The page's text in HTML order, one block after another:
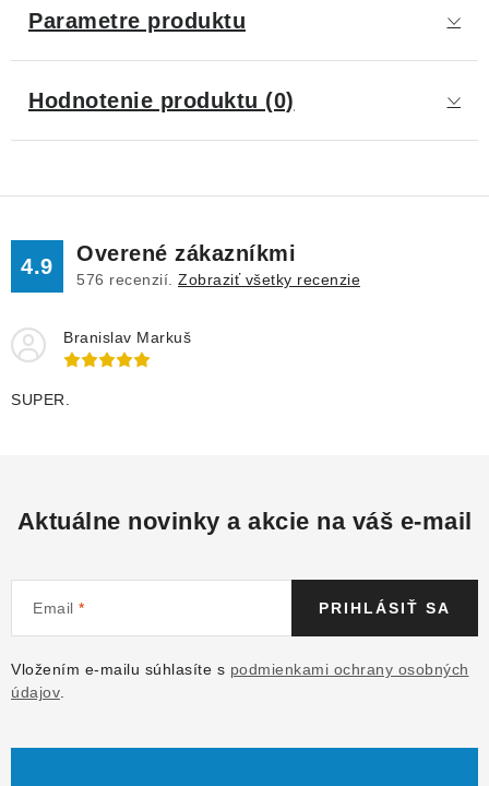
Parametre produktu
Hodnotenie produktu (0)
4.9
Overené zákazníkmi
576 recenzií. Zobraziť všetky recenzie
Branislav Markuš
SUPER.
Aktuálne novinky a akcie na váš e-mail
Email
Vložením e-mailu súhlasíte s podmienkami ochrany osobných
údajov
PRIHLÁSIŤ SA